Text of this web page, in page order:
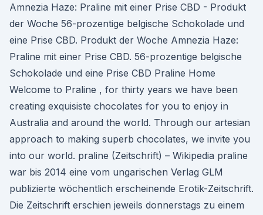
Amnezia Haze: Praline mit einer Prise CBD - Produkt
der Woche 56-prozentige belgische Schokolade und
eine Prise CBD. Produkt der Woche Amnezia Haze:
Praline mit einer Prise CBD. 56-prozentige belgische
Schokolade und eine Prise CBD Praline Home
Welcome to Praline , for thirty years we have been
creating exquisiste chocolates for you to enjoy in
Australia and around the world. Through our artesian
approach to making superb chocolates, we invite you
into our world. praline (Zeitschrift) – Wikipedia praline
war bis 2014 eine vom ungarischen Verlag GLM
publizierte wöchentlich erscheinende Erotik-Zeitschrift.
Die Zeitschrift erschien jeweils donnerstags zu einem